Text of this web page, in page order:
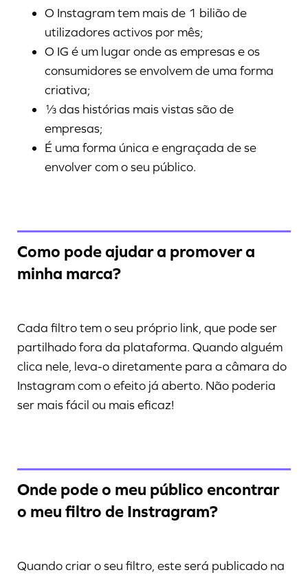
O Instagram tem mais de 1 bilião de
utilizadores activos por mês;
O IG é um lugar onde as empresas e os
consumidores se envolvem de uma forma
criativa;
⅓ das histórias mais vistas são de
empresas;
É uma forma única e engraçada de se
envolver com o seu público.
Como pode ajudar a promover a
minha marca?
Cada filtro tem o seu próprio link, que pode ser
partilhado fora da plataforma. Quando alguém
clica nele, leva-o diretamente para a câmara do
Instagram com o efeito já aberto. Não poderia
ser mais fácil ou mais eficaz!
Onde pode o meu público encontrar
o meu filtro de Instragram?
Quando criar o seu filtro, este será publicado na